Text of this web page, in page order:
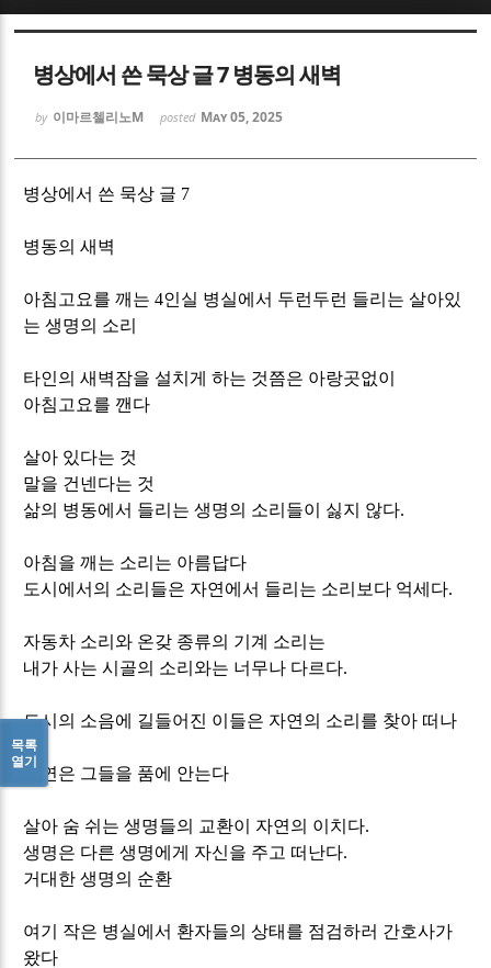
병상에서 쓴 묵상 글 7 병동의 새벽
by 이마르첼리노M posted May 05, 2025
병상에서 쓴 묵상 글 7
병동의 새벽
아침고요를 깨는4인실 병실에서 두런두런 들리는 살아있
는 생명의 소리
타인의 새벽잠을 설치게 하는 것쯤은 아랑곳없이
아침고요를 깬다
살아 있다는 것
말을 건넨다는 것
삶의 병동에서 들리는 생명의 소리들이 싫지 않다.
아침을 깨는 소리는 아름답다
도시에서의 소리들은 자연에서 들리는 소리보다 억세다.
자동차 소리와 온갖 종류의 기계 소리는
내가 사는 시골의 소리와는 너무나 다르다.
도시의 소음에 길들어진 이들은 자연의 소리를 찾아 떠나
고
자연은 그들을 품에 안는다
살아 숨 쉬는 생명들의 교환이 자연의 이치다.
생명은 다른 생명에게 자신을 주고 떠난다.
거대한 생명의 순환
여기 작은 병실에서 환자들의 상태를 점검하러 간호사가
왔다
목록
열기
Sketchbook5, 스케치북5
Sketchbook5, 스케치북5
Sketchbook5, 스케치북5
Sketchbook5, 스케치북5